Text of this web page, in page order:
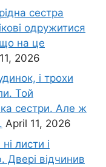
сестра
одружитися
на це
2026
і трохи
Той
сестри. Але ж
April 11, 2026
листи і
Двері відчинив